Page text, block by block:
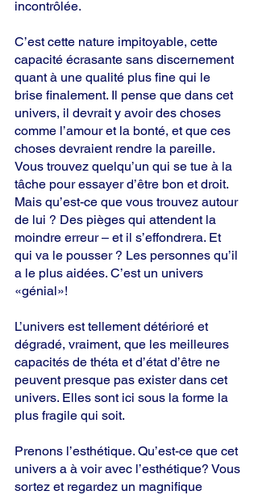
incontrôlée.
C’est cette nature impitoyable, cette
capacité écrasante sans discernement
quant à une qualité plus fine qui le
brise finalement. Il pense que dans cet
univers, il devrait y avoir des choses
comme l’amour et la bonté, et que ces
choses devraient rendre la pareille.
Vous trouvez quelqu’un qui se tue à la
tâche pour essayer d’être bon et droit.
Mais qu’est-ce que vous trouvez autour
de lui ? Des pièges qui attendent la
moindre erreur – et il s’effondrera. Et
qui va le pousser ? Les personnes qu’il
a le plus aidées. C’est un univers
«génial»!
L’univers est tellement détérioré et
dégradé, vraiment, que les meilleures
capacités de théta et d’état d’être ne
peuvent presque pas exister dans cet
univers. Elles sont ici sous la forme la
plus fragile qui soit.
Prenons l’esthétique. Qu’est-ce que cet
univers a à voir avec l’esthétique? Vous
sortez et regardez un magnifique